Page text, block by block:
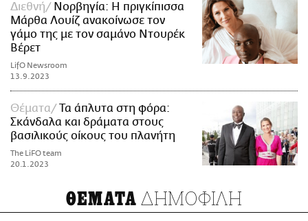
Διεθνή
Νορβηγία: Η πριγκίπισσα
Μάρθα Λουίζ ανακοίνωσε τον
γάμο της με τον σαμάνο Ντουρέκ
Βέρετ
LifO Newsroom
13.9.2023
Θέματα
Τα άπλυτα στη φόρα:
Σκάνδαλα και δράματα στους
βασιλικούς οίκους του πλανήτη
The LiFO team
20.1.2023
ΘΕΜΑΤΑ ΔΗΜΟΦΙΛΗ